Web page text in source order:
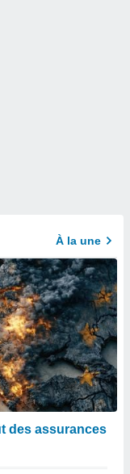
À la une
des assurances